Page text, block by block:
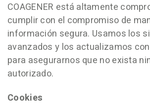
COAGENER está altamente
cumplir con el compromiso de
información segura. Usamos los
avanzados y los actualizamos
para asegurarnos que no exista
autorizado.
Cookies